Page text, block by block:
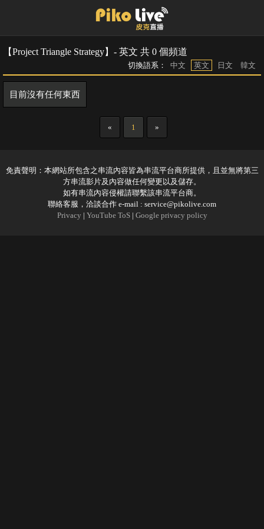
【Project Triangle Strategy】- 英文 共 0 個頻道
切換語系： 中文 英文 日文 韓文
目前沒有任何東西
« 1 »
免責聲明：本網站所包含之串流內容皆為串流平台商所提供，且並無將第三
方串流影片及內容做任何變更以及儲存。
如有串流內容侵權請聯繫該串流平台商。
聯絡客服，洽談合作 e-mail : service@pikolive.com
Privacy | YouTube ToS| Google privacy policy